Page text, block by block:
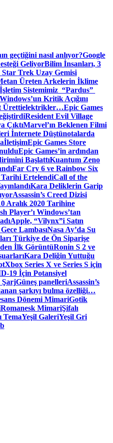
geçtiğini nasıl anlıyor?Google
GeliyorBilim İnsanları, 3
Trek Uzay Gemisi
Üreten Arkelerin İklime
Sistemimiz “Pardus”
Kritik Açığını
Ürettielektrikler…Epic Games
Resident Evil Village
ÇıktıMarvel’ın Beklenen Filmi
İnternete Düştünotalarda
İletişimEpic Games Store
Epic Games’in ardından
BaşlattıKuantum Zeno
Far Cry 6 ve Rainbow Six
Tarihi ErtelendiCall of the
Kara Deliklerin Garip
Assassin’s Creed Dizisi
Aralık 2020 Tarihine
Player’ı Windows’tan
Apple, “Vilynx”i Satın
LambasıNasa Ay’da Su
Türkiye de Ön Siparişe
İlk GörüntüRonin S 2 ve
Kara Deliğin Yuttuğu
Xbox Series X ve Series S için
19 İçin Potansiyel
ŞarjGüneş panelleriAssassin’s
şarkıyı bulma özelliği…
Dönemi MimariGotik
Romanesk MimariŞifalı
TemaYeşil GaleriYeşil Gri